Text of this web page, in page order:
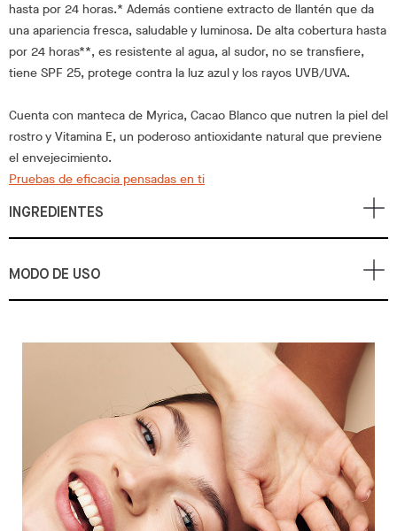
hasta por 24 horas.* Además contiene extracto de llantén que da
una apariencia fresca, saludable y luminosa. De alta cobertura hasta
por 24 horas**, es resistente al agua, al sudor, no se transfiere,
tiene SPF 25, protege contra la luz azul y los rayos UVB/UVA.
Cuenta con manteca de Myrica, Cacao Blanco que nutren la piel del
rostro y Vitamina E, un poderoso antioxidante natural que previene
el envejecimiento.
Pruebas de eficacia pensadas en ti
INGREDIENTES
MODO DE USO